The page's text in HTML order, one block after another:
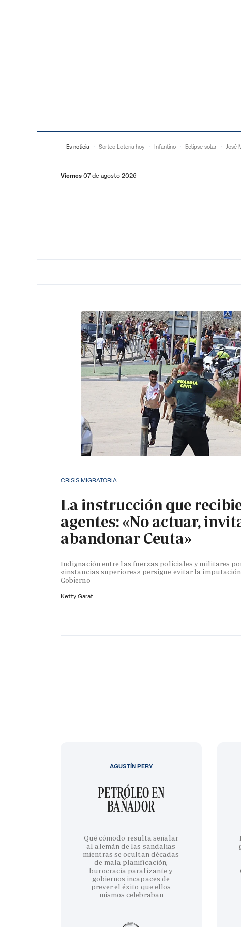
Es noticia Sorteo Lotería hoy Infantino Eclipse solar José
Viernes 07 de agosto 2026
CRISIS MIGRATORIA
La instrucción que
agentes: «No actuar,
abandonar Ceuta»
Indignación entre las fuerzas policiales y militares
«instancias superiores» persigue evitar la
Gobierno
Ketty Garat
PETRÓLEO EN
BAÑADOR
Qué cómodo resulta señalar
al alemán de las sandalias
mientras se ocultan décadas
de mala planificación,
burocracia paralizante y
gobiernos incapaces de
prever el éxito que ellos
mismos celebraban
AGUSTÍN PERY